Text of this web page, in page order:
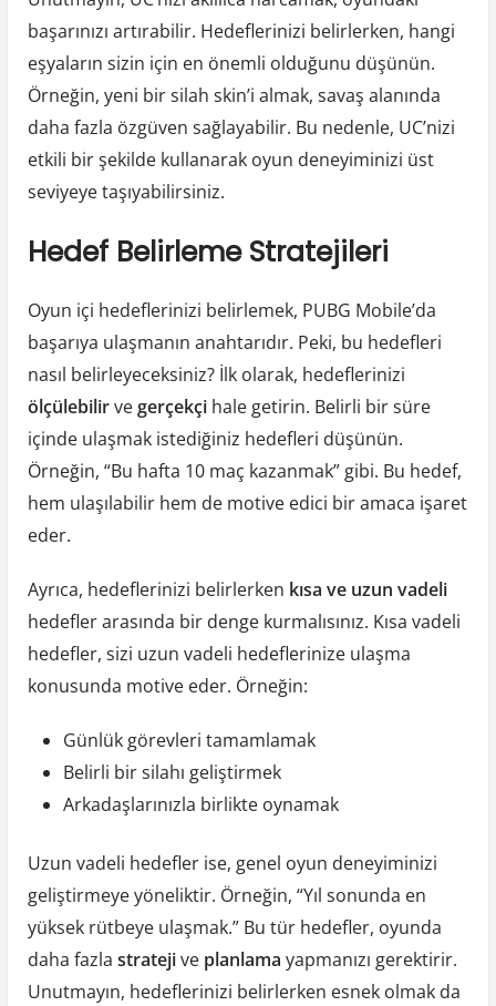
başarınızı artırabilir. Hedeflerinizi belirlerken, hangi
eşyaların sizin için en önemli olduğunu düşünün.
Örneğin, yeni bir silah skin’i almak, savaş alanında
daha fazla özgüven sağlayabilir. Bu nedenle, UC’nizi
etkili bir şekilde kullanarak oyun deneyiminizi üst
seviyeye taşıyabilirsiniz.
Hedef Belirleme Stratejileri
Oyun içi hedeflerinizi belirlemek, PUBG Mobile’da
başarıya ulaşmanın anahtarıdır. Peki, bu hedefleri
nasıl belirleyeceksiniz? İlk olarak, hedeflerinizi
ölçülebilirvegerçekçihale getirin. Belirli bir süre
içinde ulaşmak istediğiniz hedefleri düşünün.
Örneğin, “Bu hafta 10 maç kazanmak” gibi. Bu hedef,
hem ulaşılabilir hem de motive edici bir amaca işaret
eder.
Ayrıca, hedeflerinizi belirlerken kısa ve uzun vadeli
hedefler arasında bir denge kurmalısınız. Kısa vadeli
hedefler, sizi uzun vadeli hedeflerinize ulaşma
konusunda motive eder. Örneğin:
Günlük görevleri tamamlamak
Belirli bir silahı geliştirmek
Arkadaşlarınızla birlikte oynamak
Uzun vadeli hedefler ise, genel oyun deneyiminizi
geliştirmeye yöneliktir. Örneğin, “Yıl sonunda en
yüksek rütbeye ulaşmak.” Bu tür hedefler, oyunda
daha fazla stratejive planlama yapmanızı gerektirir.
Unutmayın, hedeflerinizi belirlerken esnek olmak da